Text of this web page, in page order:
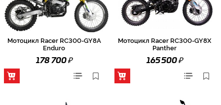
Мотоцикл Racer RC300-GY8A
Enduro
178 700₽
Мотоцикл Racer RC300-GY8X
Panther
165 500₽